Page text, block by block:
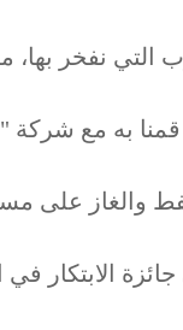
التي نفخر بها،
به مع شركة
والغاز على
الابتكار في